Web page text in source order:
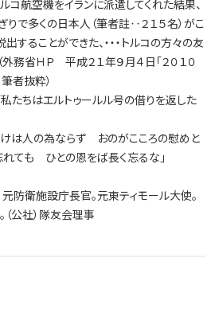
航空機をイランに派遣してくれた結果、
で多くの日本人（筆者註‥２１５名）がこ
することができた、・・・トルコの方々の友
務省ＨＰ 平成２１年９月４日「２０１０
者抜粋）
たちはエルトゥールル号の借りを返した
けは人の為ならず おのがこころの慰めと
ても ひとの恩をば長く忘るな」
防衛施設庁長官。元東ティモール大使。
公社）隊友会理事